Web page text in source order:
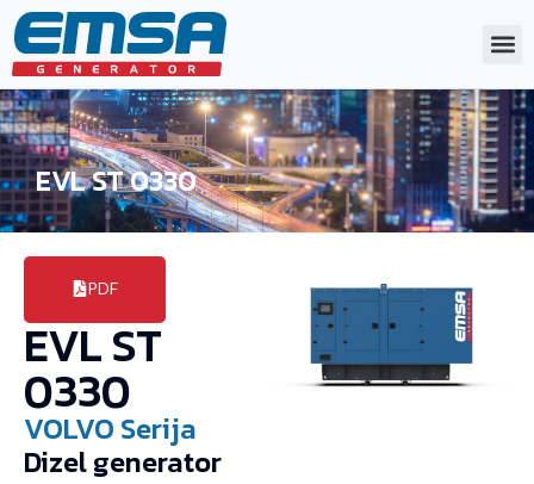
EVL ST 0330
PDF
EVL ST
0330
VOLVO Serija
Dizel generator